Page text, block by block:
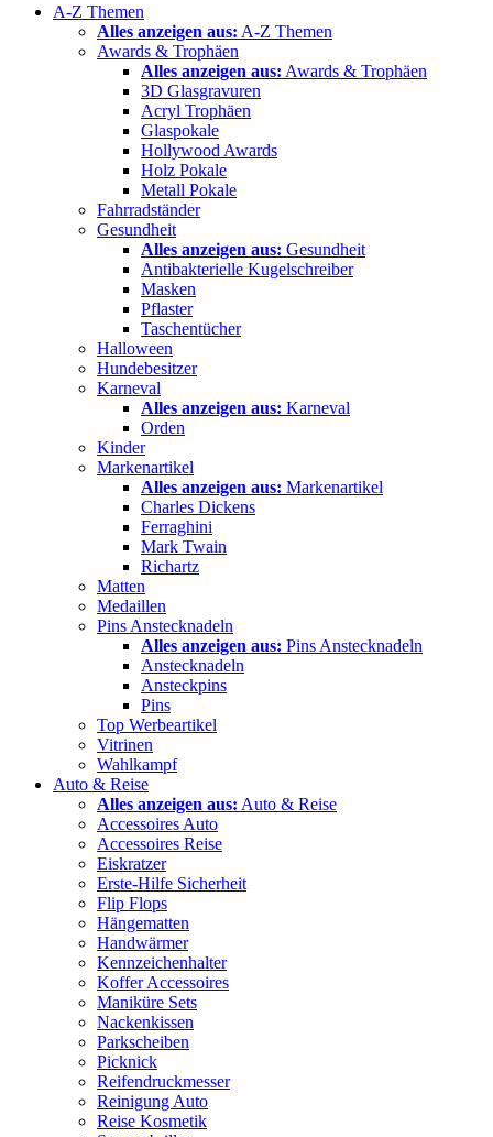
A-Z Themen
Alles anzeigen aus: A-Z Themen
Awards & Trophäen
Alles anzeigen aus: Awards & Trophäen
3D Glasgravuren
Acryl Trophäen
Glaspokale
Hollywood Awards
Holz Pokale
Metall Pokale
Fahrradständer
Gesundheit
Alles anzeigen aus: Gesundheit
Antibakterielle Kugelschreiber
Masken
Pflaster
Taschentücher
Halloween
Hundebesitzer
Karneval
Alles anzeigen aus: Karneval
Orden
Kinder
Markenartikel
Alles anzeigen aus: Markenartikel
Charles Dickens
Ferraghini
Mark Twain
Richartz
Matten
Medaillen
Pins Anstecknadeln
Alles anzeigen aus: Pins Anstecknadeln
Anstecknadeln
Ansteckpins
Pins
Top Werbeartikel
Vitrinen
Wahlkampf
Auto & Reise
Alles anzeigen aus: Auto & Reise
Accessoires Auto
Accessoires Reise
Eiskratzer
Erste-Hilfe Sicherheit
Flip Flops
Hängematten
Handwärmer
Kennzeichenhalter
Koffer Accessoires
Maniküre Sets
Nackenkissen
Parkscheiben
Picknick
Reifendruckmesser
Reinigung Auto
Reise Kosmetik